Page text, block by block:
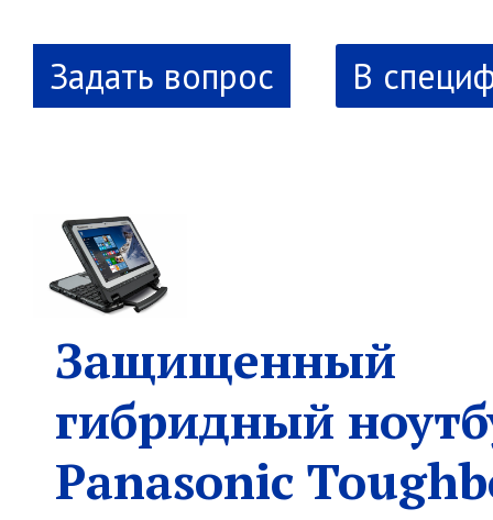
В
Защищенный
гибридный
Panasonic